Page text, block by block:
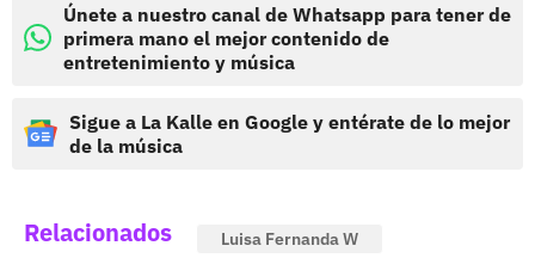
Únete a nuestro canal de Whatsapp para tener de
primera mano el mejor contenido de
entretenimiento y música
Sigue a La Kalle en Google y entérate de lo mejor
de la música
Relacionados Luisa Fernanda W